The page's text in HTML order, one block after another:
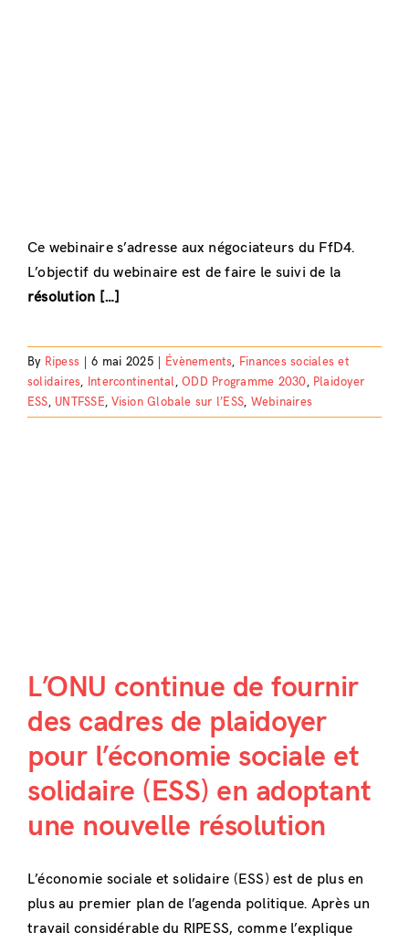
Ce webinaire s’adresse aux négociateurs du FfD4.
L’objectif du webinaire est de faire le suivi de la
résolution […]
By Ripess 6 mai 2025 Évènements, Finances sociales et
solidaires, Intercontinental,ODD Programme 2030, Plaidoyer
ESS, UNTFSSE,Vision Globale sur l’ESS, Webinaires
L’ONU continue de fournir
des cadres de plaidoyer
pour l’économie sociale et
solidaire (ESS) en adoptant
une nouvelle résolution
L’économie sociale et solidaire (ESS) est de plus en
plus au premier plan de l’agenda politique. Après un
travail considérable du RIPESS, comme l’explique